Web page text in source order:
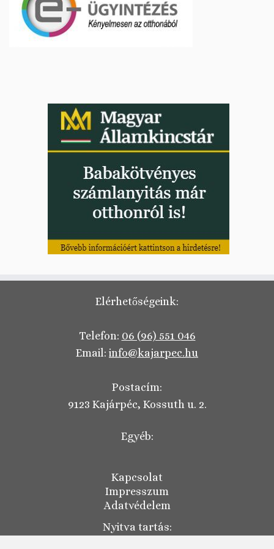
Elérhetőségeink:
Telefon: 06 (96) 551 046
Email: info@kajarpec.hu
Postacím:
9123 Kajárpéc, Kossuth u. 2.
Egyéb:
Kapcsolat
Impresszum
Adatvédelem
Nyitva tartás: